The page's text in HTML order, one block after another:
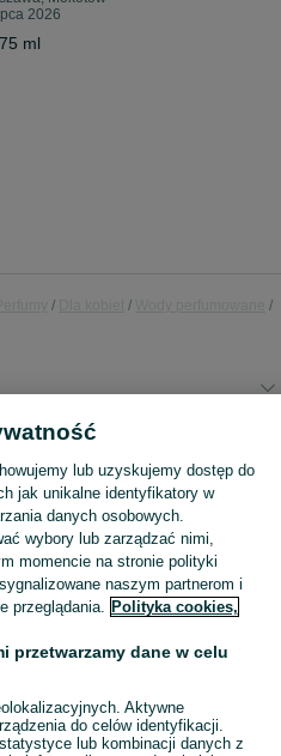
2026
75 ml
Sprzedaż wód perfumowanych damskich Mazowieckie ▶️ Trwałe zapachy znanych marek ✅ Nowe i używane w atrakcyjnych cenach ☝ Sprawdź oferty na OLX.pl!
lub uzyskujemy dostęp do
jak unikalne identyfikatory w
danych osobowych.
wybory lub zarządzać nimi,
momencie na stronie polityki
naszym partnerom i
przeglądania. Polityka cookies,
przetwarzamy dane w celu
Aktywne
do celów identyfikacji.
lub kombinacji danych z